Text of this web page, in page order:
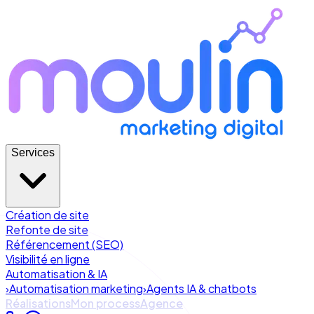
Services
Création de site
Refonte de site
Référencement (SEO)
Visibilité en ligne
Automatisation & IA
›Automatisation marketing›Agents IA & chatbots
RéalisationsMon processAgence